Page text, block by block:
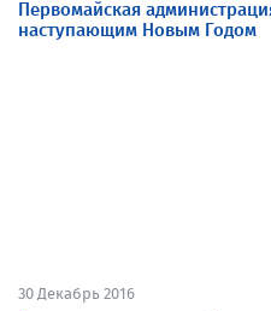
Первомайская
наступающим Новым Годом
30 Декабрь 2016